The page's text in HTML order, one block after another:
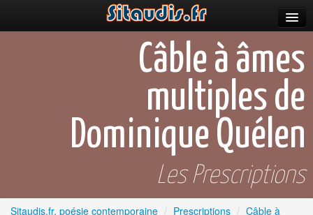
Câble à âmes
multiples de
Dominique Quélen
Les Prescriptions
Sitaudis.fr, poésie contemporaine / Prescriptions / Câble à